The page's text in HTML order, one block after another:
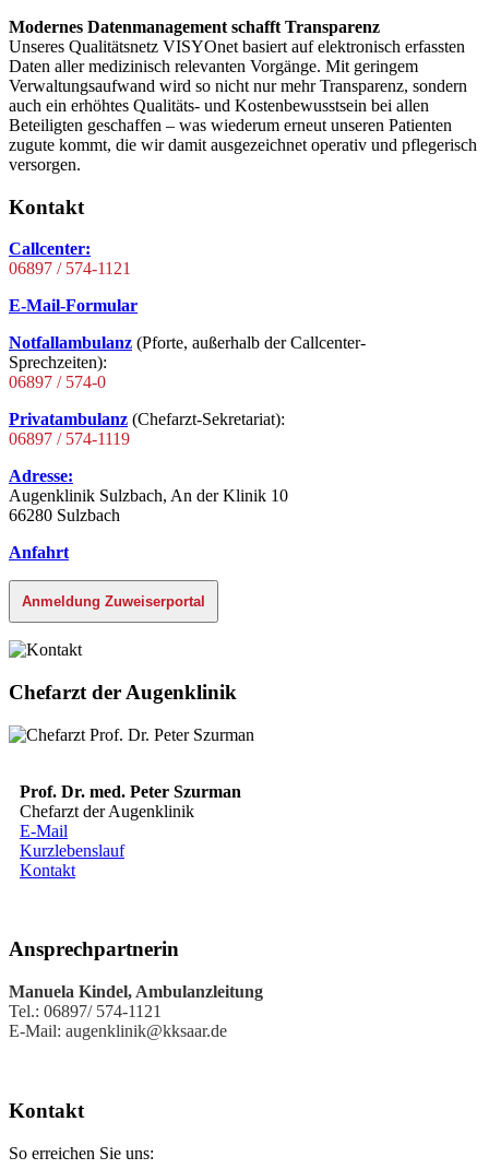
Modernes Datenmanagement schafft Transparenz
Unseres Qualitätsnetz VISYOnet basiert auf elektronisch erfassten
Daten aller medizinisch relevanten Vorgänge. Mit geringem
Verwaltungsaufwand wird so nicht nur mehr Transparenz, sondern
auch ein erhöhtes Qualitäts- und Kostenbewusstsein bei allen
Beteiligten geschaffen – was wiederum erneut unseren Patienten
zugute kommt, die wir damit ausgezeichnet operativ und pflegerisch
versorgen.
Kontakt
Callcenter:
06897 / 574-1121
E-Mail-Formular
Notfallambulanz (Pforte, außerhalb der Callcenter-
Sprechzeiten):
06897 / 574-0
Privatambulanz (Chefarzt-Sekretariat):
06897 / 574-1119
Adresse:
Augenklinik Sulzbach, An der Klinik 10
66280 Sulzbach
Anfahrt
Anmeldung Zuweiserportal
Chefarzt der Augenklinik
Prof. Dr. med. Peter Szurman
Chefarzt der Augenklinik
E-Mail
Kurzlebenslauf
Kontakt
Ansprechpartnerin
Manuela Kindel, Ambulanzleitung
Tel.: 06897/ 574-1121
E-Mail: augenklinik@kksaar.de
Kontakt
So erreichen Sie uns: